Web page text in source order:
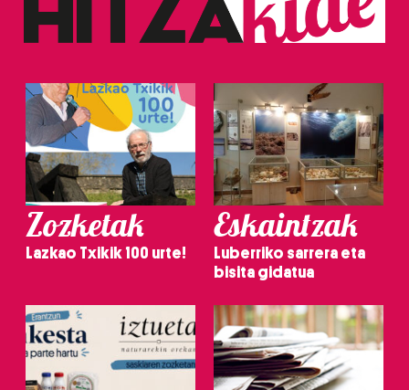
Zozketak
Lazkao Txikik 100 urte!
Eskaintzak
Luberriko sarrera eta
bisita gidatua